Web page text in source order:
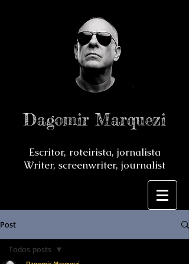
Dagomir Marquezi
Escritor, roteirista, jornalista
Writer, screenwriter, journalist
Post
Todos posts